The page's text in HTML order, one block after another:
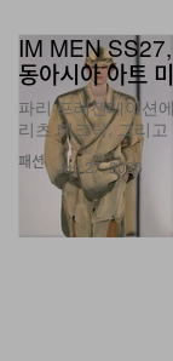
패션
동아시아 아트
파리 프레젠테이션
리츠 테크닉, 그리
Jun 27, 2026